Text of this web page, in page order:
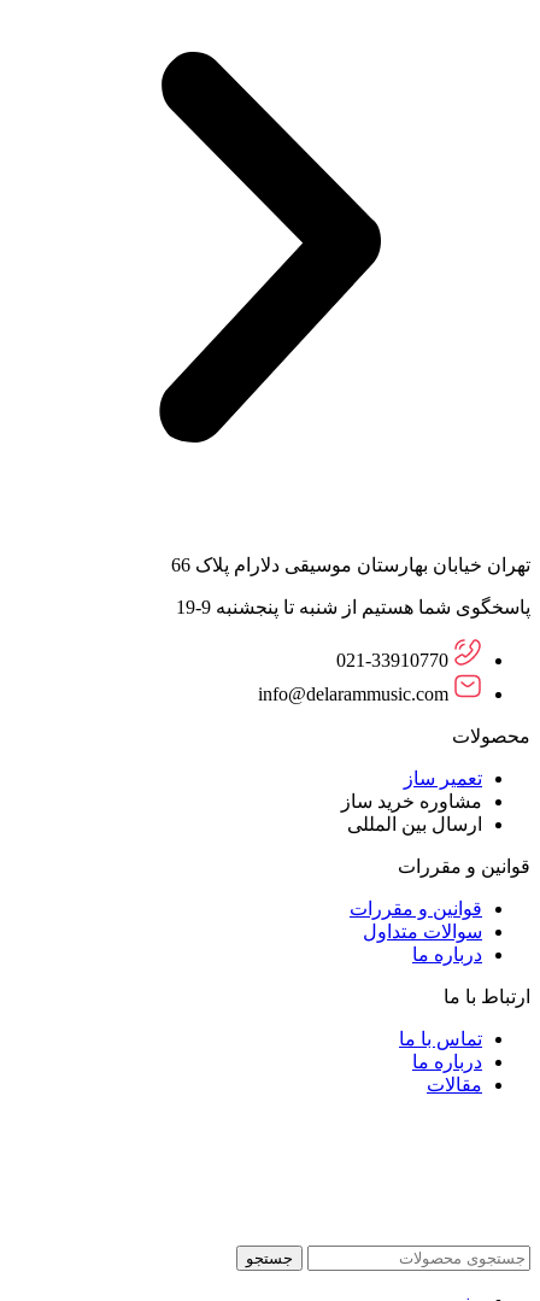
تهران خیابان بهارستان موسیقی دلارام پلاک 66
پاسخگوی شما هستیم از شنبه تا پنجشنبه 9-19
021-33910770
info@delarammusic.com
محصولات
تعمیر ساز
مشاوره خرید ساز
ارسال بین المللی
قوانین و مقررات
قوانین و مقررات
سوالات متداول
درباره ما
ارتباط با ما
تماس با ما
درباره ما
مقالات
جستجو